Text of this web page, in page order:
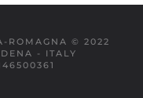
ROMAGNA © 2022
- ITALY